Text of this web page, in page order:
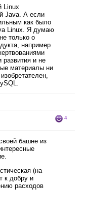
Linux
Java. А если
как было
Linux. Я думаю
только о
например
развития и не
материалы ни
4
башне из
(на
к добру и
расходов